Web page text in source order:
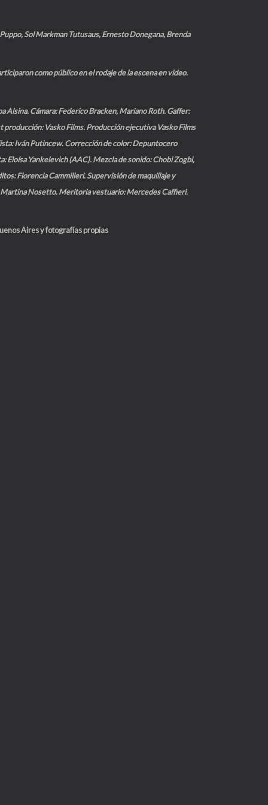
Sol Markman Tutusaus, Ernesto Donegana, Brenda
como público en el rodaje de la escena en video.
Alsina. Cámara: Federico Bracken, Mariano Roth. Gaffer:
Vasko Films. Producción ejecutiva Vasko Films
Iván Putincew. Corrección de color: Depuntocero
Yankelevich (AAC). Mezcla de sonido: Chobi Zogbi,
Florencia Cammilleri. Supervisión de maquillaje y
Nosetto. Meritoria vestuario: Mercedes Caffieri.
Aires y fotografías propias